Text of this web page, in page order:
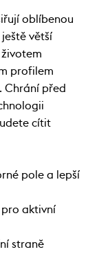
oblíbenou
větší
profilem
Chrání před
cítit
pole a lepší
aktivní
straně